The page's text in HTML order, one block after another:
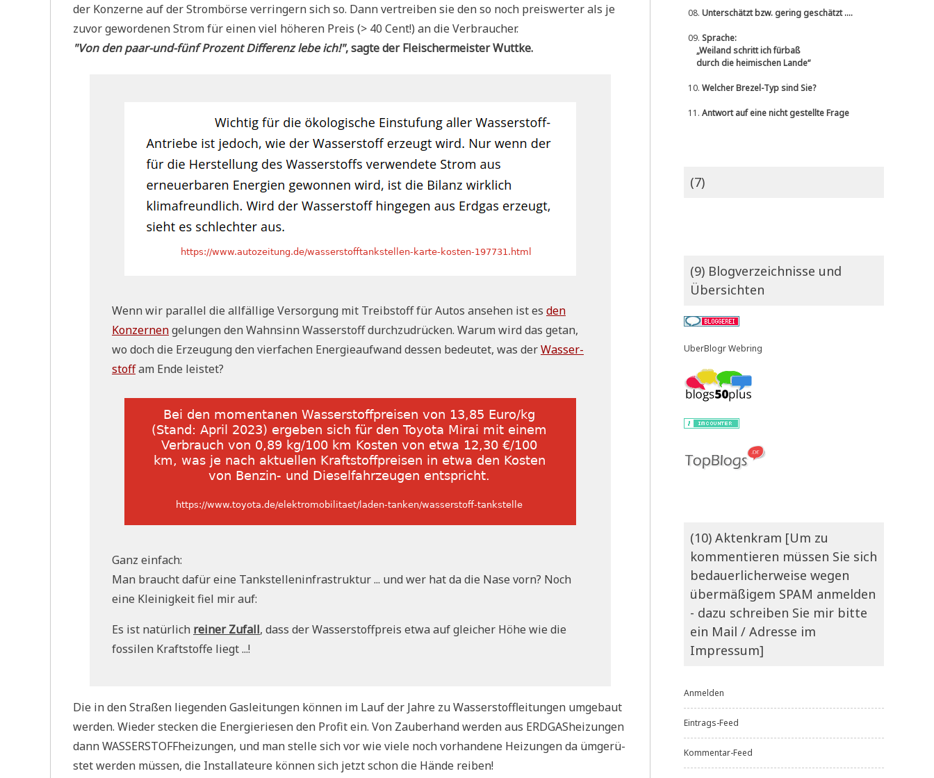
der Kon­zer­ne auf der Strom­bör­se ver­rin­gern sich so. Dann ver­trei­ben sie den so noch preis­wer­ter als je
zuvor gewor­de­nen Strom für einen viel höhe­ren Preis (> 40 Cent!) an die Verbraucher.
"Von den paar-und-fünf Pro­zent Dif­fe­renz lebe ich!", sag­te der Flei­scher­mei­ster Wuttke.
Wenn wir par­al­lel die all­fäl­li­ge Ver­sor­gung mit Treib­stoff für Autos anse­hen ist es den
Kon­zer­nengelun­gen den Wahn­sinn Was­ser­stoff durch­zu­drücken. War­um wird das getan,
wo doch die Erzeu­gung den vier­fa­chen Ener­gie­auf­wand des­sen bedeu­tet, was derWas­ser­
stoffam Ende lei­stet?
Ganz einfach:
Man braucht dafür eine Tank­stel­len­in­fra­struk­tur ... und wer hat da die Nase vorn? Noch
eine Klei­nig­keit fiel mir auf:
Es ist natür­lich rei­ner Zufall, dass der Was­ser­stoff­preis etwa auf glei­cher Höhe wie die
fos­si­len Kraft­stof­fe liegt ...!
Die in den Stra­ßen lie­gen­den Gas­lei­tun­gen kön­nen im Lauf der Jah­re zu Was­ser­stoff­lei­tun­gen umge­baut
wer­den. Wie­der stecken die Ener­gie­rie­sen den Pro­fit ein. Von Zau­ber­hand wer­den aus ERD­GAS­hei­zun­gen
dann WAS­SER­STOFF­hei­zun­gen, und man stel­le sich vor wie vie­le noch vor­han­de­ne Hei­zun­gen da ümge­rü­
stet wer­den müs­sen, die Instal­la­teu­re kön­nen sich jetzt schon die Hän­de reiben!
08. Unterschätzt bzw. gering geschätzt ....
09. Sprache:
„Weiland schritt ich fürbaß
durch die heimischen Lande“
10. Welcher Brezel-Typ sind Sie?
11. Antwort auf eine nicht gestellte Frage
(7)
(9) Blogverzeichnisse und
Übersichten
UberBlogr Webring
(10) Aktenkram [Um zu
kommentieren müssen Sie sich
bedauerlicherweise wegen
übermäßigem SPAM anmelden
- dazu schreiben Sie mir bitte
ein Mail / Adresse im
Impressum]
Anmelden
Eintrags-Feed
Kommentar-Feed